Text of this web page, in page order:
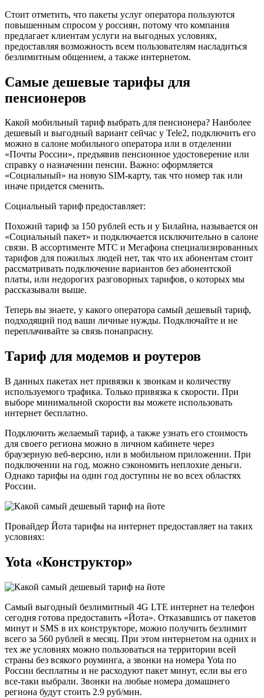
Стоит отметить, что пакеты услуг оператора пользуются
повышенным спросом у россиян, потому что компания
предлагает клиентам услуги на выгодных условиях,
предоставляя возможность всем пользователям насладиться
безлимитным общением, а также интернетом.
Самые дешевые тарифы для
пенсионеров
Какой мобильный тариф выбрать для пенсионера? Наиболее
дешевый и выгодный вариант сейчас у Tele2, подключить его
можно в салоне мобильного оператора или в отделении
«Почты России», предъявив пенсионное удостоверение или
справку о назначении пенсии. Важно: оформляется
«Социальный» на новую SIM-карту, так что номер так или
иначе придется сменить.
Социальный тариф предоставляет:
Похожий тариф за 150 рублей есть и у Билайна, называется он
«Социальный пакет» и подключается исключительно в салоне
связи. В ассортименте МТС и Мегафона специализированных
тарифов для пожилых людей нет, так что их абонентам стоит
рассматривать подключение вариантов без абонентской
платы, или недорогих разговорных тарифов, о которых мы
рассказывали выше.
Теперь вы знаете, у какого оператора самый дешевый тариф,
подходящий под ваши личные нужды. Подключайте и не
переплачивайте за связь понапрасну.
Тариф для модемов и роутеров
В данных пакетах нет привязки к звонкам и количеству
используемого трафика. Только привязка к скорости. При
выборе минимальной скорости вы можете использовать
интернет бесплатно.
Подключить желаемый тариф, а также узнать его стоимость
для своего региона можно в личном кабинете через
браузерную веб-версию, или в мобильном приложении. При
подключении на год, можно сэкономить неплохие деньги.
Однако тарифы на один год доступны не во всех областях
России.
Провайдер Йота тарифы на интернет предоставляет на таких
условиях:
Yota «Конструктор»
Самый выгодный безлимитный 4G LTE интернет на телефон
сегодня готова предоставить «Йота». Отказавшись от пакетов
минут и SMS в их конструкторе, можно получить безлимит
всего за 560 рублей в месяц. При этом интернетом на одних и
тех же условиях можно пользоваться на территории всей
страны без всякого роуминга, а звонки на номера Yota по
России бесплатны и не расходуют пакет минут, если вы его
все-таки выбрали. Звонки на любые номера домашнего
региона будут стоить 2.9 руб/мин.